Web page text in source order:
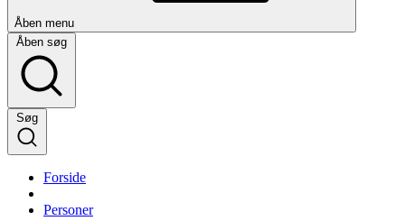
Åben menu
Åben søg
Søg
Forside
Personer